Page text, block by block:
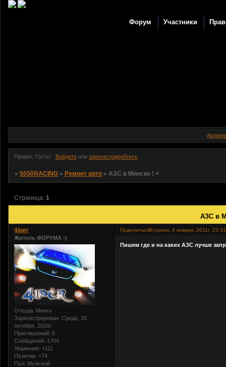
Форум Участники
Привет, Гость! Войдитеили зарегистрируйтесь.
»5050RACING » Ремонт авто »АЗС в Минске ! <
АЗС в
Страница:1
ПоделитьсяВторник, 4 января, 2011г.
4iper
Житель ФОРУМА :)
Откуда: Минск
Зарегистрирован: Среда, 20
октября, 2010г.
Приглашений: 0
Сообщений: 1704
Уважение: +111
Позитив: +74
Пол: Мужской
Пишем где и на каких АЗС лучше